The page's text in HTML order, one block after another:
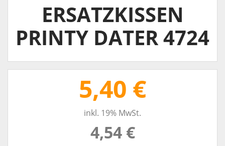
ERSATZKISSEN
PRINTY DATER 4724
5,40 €
inkl. 19% MwSt.
4,54 €